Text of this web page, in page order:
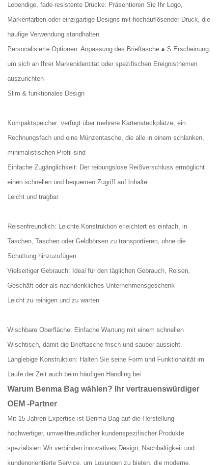
Lebendige, fade-resistente Drucke: Präsentieren Sie Ihr Logo,
Markenfarben oder einzigartige Designs mit hochauflösender Druck, die
häufige Verwendung standhalten
Personalisierte Optionen: Anpassung des Brieftasche ● S Erscheinung,
um sich an Ihrer Markenidentität oder spezifischen Ereignisthemen
auszurichten
Slim & funktionales Design
Kompaktspeicher: verfügt über mehrere Kartensteckplätze, ein
Rechnungsfach und eine Münzentasche, die alle in einem schlanken,
minimalistischen Profil sind
Einfache Zugänglichkeit: Der reibungslose Reißverschluss ermöglicht
einen schnellen und bequemen Zugriff auf Inhalte
Leicht und tragbar
Reisenfreundlich: Leichte Konstruktion erleichtert es einfach, in
Taschen, Taschen oder Geldbörsen zu transportieren, ohne die
Schüttung hinzuzufügen
Vielseitiger Gebrauch: Ideal für den täglichen Gebrauch, Reisen,
Geschäft oder als nachdenkliches Unternehmensgeschenk
Leicht zu reinigen und zu warten
Wischbare Oberfläche: Einfache Wartung mit einem schnellen
Wischtisch, damit die Brieftasche frisch und sauber aussieht
Langlebige Konstruktion: Halten Sie seine Form und Funktionalität im
Laufe der Zeit auch beim häufigen Handling bei
Warum Benma Bag wählen? Ihr vertrauenswürdiger
OEM -Partner
Mit 15 Jahren Expertise ist Benma Bag auf die Herstellung
hochwertiger, umweltfreundlicher kundenspezifischer Produkte
spezialisiert Wir verbinden innovatives Design, Nachhaltigkeit und
kundenorientierte Service, um Lösungen zu bieten, die moderne,